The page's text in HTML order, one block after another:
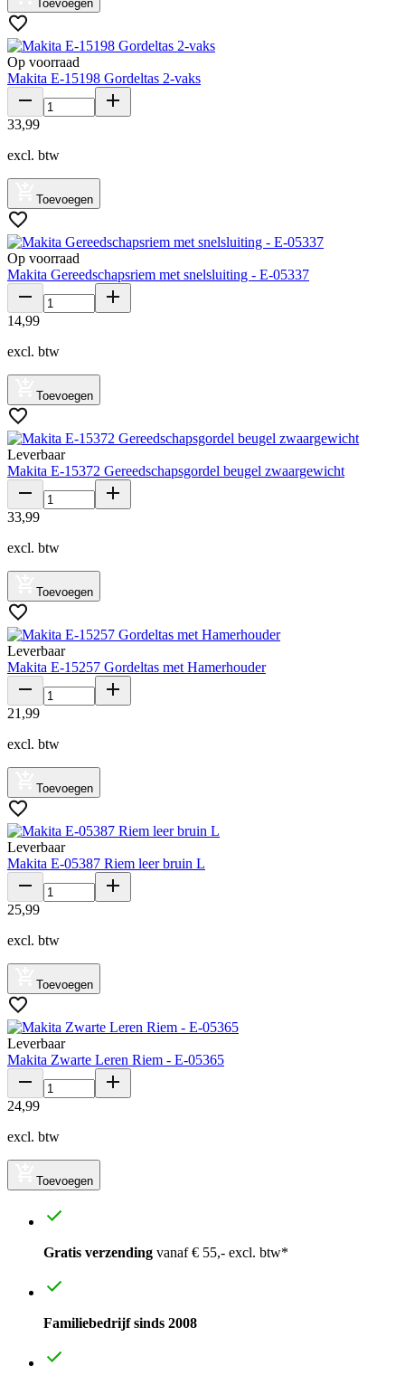
Toevoegen
Op voorraad
Makita E-15198 Gordeltas 2-vaks
33,99
excl. btw
Toevoegen
Op voorraad
Makita Gereedschapsriem met snelsluiting - E-05337
14,99
excl. btw
Toevoegen
Leverbaar
Makita E-15372 Gereedschapsgordel beugel zwaargewicht
33,99
excl. btw
Toevoegen
Leverbaar
Makita E-15257 Gordeltas met Hamerhouder
21 ,99
excl. btw
Toevoegen
Leverbaar
Makita E-05387 Riem leer bruin L
25,99
excl. btw
Toevoegen
Leverbaar
Makita Zwarte Leren Riem - E-05365
24,99
excl. btw
Toevoegen
Gratis verzending vanaf € 55,- excl. btw*
Familiebedrijf sinds 2008